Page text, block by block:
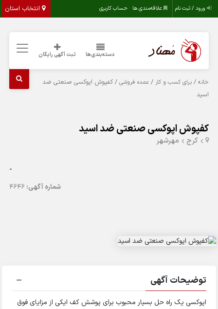
انتخاب استان ورود / ثبت نام علاقه‌مندی ها حساب کاربری
دسته‌بندی‌ها ثبت آگهی رایگان
خانه /برای کسب و کار /عمده فروشی / کفپوش اپوکسی صنعتی ضد
اسید
کفپوش اپوکسی صنعتی ضد اسید
کرج مهرشهر
-
شماره آگهی:4646
توضیحات آگهی
اپوکسی یک راه حل بسیار محبوب برای پوشش کف ایکی از مزایای فوق